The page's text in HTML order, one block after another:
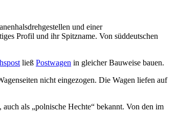
und einer
Profil und ihr Spitzname. Von süddeutschen
ließ Postwagen in gleicher Bauweise bauen.
nicht eingezogen. Die Wagen liefen auf
als „polnische Hechte“ bekannt. Von den im